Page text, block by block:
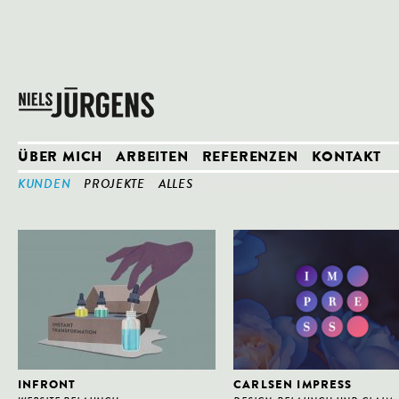
ÜBER MICH ARBEITEN
KUNDEN PROJEKTE ALLES
REFERENZEN KONTAKT
INFRONT
?>
CARLSEN IMPRESS